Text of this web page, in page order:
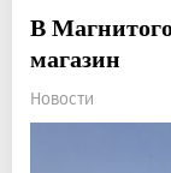
В
магазин
Новости